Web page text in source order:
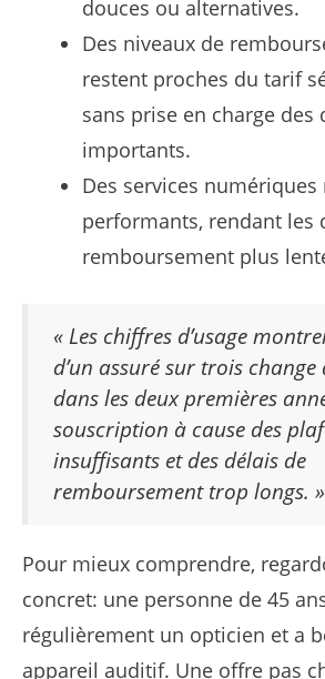
douces ou alternatives.
Des niveaux de
restent proches du tarif
sans prise en charge des
importants.
Des services numériques
performants, rendant les
remboursement plus
« Les chiffres d’usage
d’un assuré sur trois
dans les deux premières
souscription à cause des
insuffisants et des délais de
remboursement trop longs. »
Pour mieux comprendre,
concret: une personne de 45
régulièrement un opticien et a
appareil auditif. Une offre pas